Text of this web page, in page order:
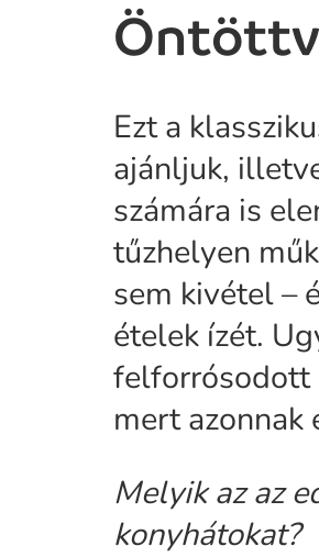
Ezt a
ajánljuk,
számára is
tűzhelyen
sem kivétel –
ételek ízét.
felforrósodott
mert azonnak
Melyik az az
konyhátokat?